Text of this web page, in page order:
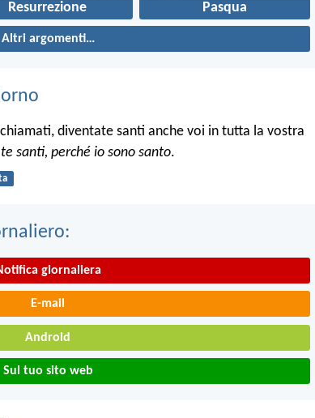
Resurrezione Pasqua
Altri argomenti…
diventate santi anche voi in tutta la vostra
santi, perché io sono santo.
giornaliera
E-mail
Android
Sul tuo sito web